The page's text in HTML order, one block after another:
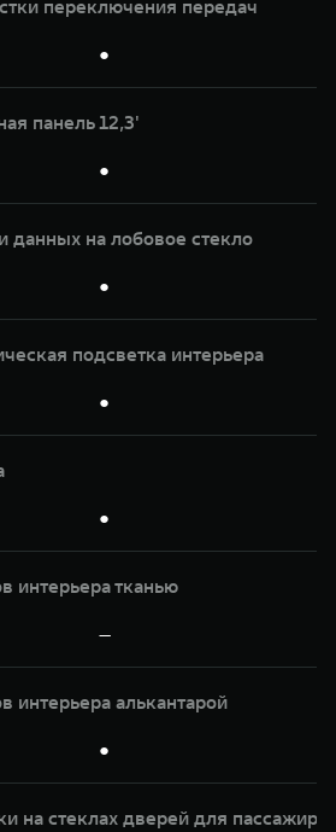
переключения передач
●
панель 12,3'
●
данных на лобовое стекло
●
подсветка интерьера
●
●
интерьера тканью
—
интерьера алькантарой
●
на стеклах дверей для